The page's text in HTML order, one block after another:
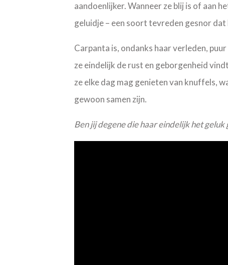
aandoenlijker. Wanneer ze blij is of aan
geluidje – een soort tevreden gesnor
Carpanta is, ondanks haar verleden,
ze eindelijk de rust en geborgenheid
ze elke dag mag genieten van knuffels,
gewoon samen zijn.
Ben jij degene die haar eindelijk het